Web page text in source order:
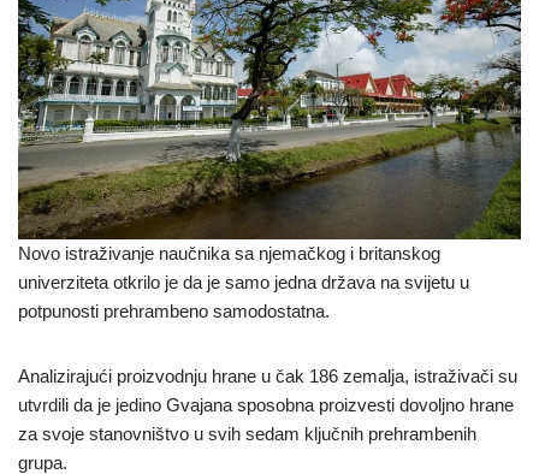
Novo istraživanje naučnika sa njemačkog i britanskog
univerziteta otkrilo je da je samo jedna država na svijetu u
potpunosti prehrambeno samodostatna.
Analizirajući proizvodnju hrane u čak 186 zemalja, istraživači su
utvrdili da je jedino Gvajana sposobna proizvesti dovoljno hrane
za svoje stanovništvo u svih sedam ključnih prehrambenih
grupa.